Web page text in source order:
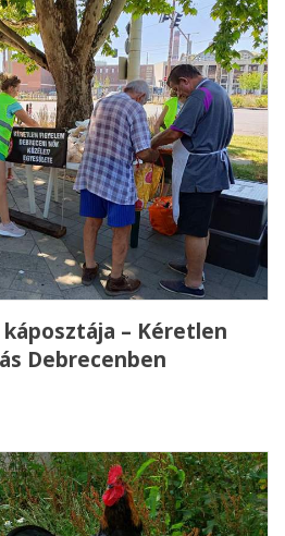
– Kéretlen
Debrecenben